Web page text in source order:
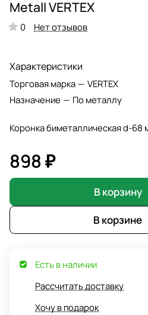
Metall VERTEX
0 Нет отзывов
Характеристики
Торговая марка — VERTEX
Назначение — По металлу
Коронка биметаллическая d-68
898 ₽
В корзину
В корзине
Есть в наличии
Рассчитать доставку
Хочу в подарок